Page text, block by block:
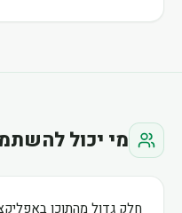
מי יכול
חלק גדול מהתוכן